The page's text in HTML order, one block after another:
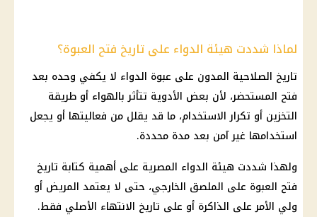
لماذا شددت هيئة الدواء على تاريخ فتح العبوة؟
تاريخ الصلاحية المدون على عبوة الدواء لا يكفي وحده بعد
فتح المستحضر، لأن بعض الأدوية تتأثر بالهواء أو طريقة
التخزين أو تكرار الاستخدام، ما قد يقلل من فعاليتها أو يجعل
استخدامها غير آمن بعد مدة محددة.
ولهذا شددت هيئة الدواء المصرية على أهمية كتابة تاريخ
فتح العبوة على الملصق الخارجي، حتى لا يعتمد المريض أو
ولي الأمر على الذاكرة أو على تاريخ الانتهاء الأصلي فقط.